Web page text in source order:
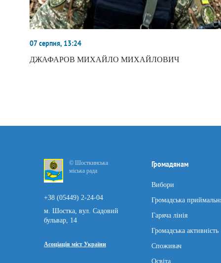
07 серпня, 13:24
ДЖАФАРОВ МИХАЙЛО МИХАЙЛОВИЧ
© Шосткинська
міська рада
+38 (05449) 2-24-04
м. Шостка, вул. Садовий
бульвар, 14
Асоціація міст України
Громадянам
Вибори
Громадська
Гаряча лінія
Громадська активність
Споживач
Освіта